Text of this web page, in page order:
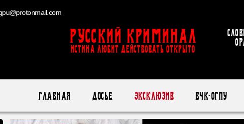
Русский Криминал
ИСТИНА ЛЮБИТ ДЕЙСТВОВАТЬ ОТКРЫТО
Главная Досье Эксклюзив ВЧК-ОГПУ